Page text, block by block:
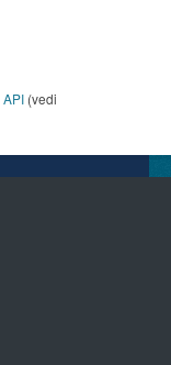
API (vedi